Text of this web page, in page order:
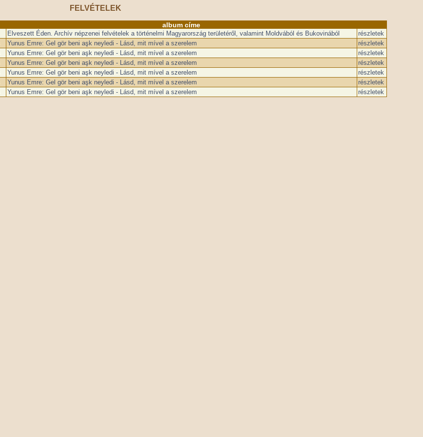
FELVÉTELEK
album címe
Elveszett Éden. Archív népzenei felvételek a történelmi Magyarország területéről, valamint Moldvából és Bukovinából
részletek
Yunus Emre: Gel gör beni aşk neyledi - Lásd, mit mível a szerelem
részletek
Yunus Emre: Gel gör beni aşk neyledi - Lásd, mit mível a szerelem
részletek
Yunus Emre: Gel gör beni aşk neyledi - Lásd, mit mível a szerelem
részletek
Yunus Emre: Gel gör beni aşk neyledi - Lásd, mit mível a szerelem
részletek
Yunus Emre: Gel gör beni aşk neyledi - Lásd, mit mível a szerelem
részletek
Yunus Emre: Gel gör beni aşk neyledi - Lásd, mit mível a szerelem részletek